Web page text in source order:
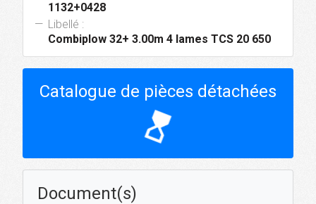
1132+0428
Libellé :
Combiplow 32+ 3.00m 4 lames TCS 20 650
Catalogue de pièces détachées
hourglass_top
Document(s)